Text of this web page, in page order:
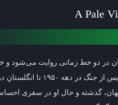
در دو خط زمانی روایت می‌شود و
بیوه ژاپنی را به تصویر می‌کشد؛ از ناگازاکیِ پس از
پنهان، گذشته و حال او در سفری